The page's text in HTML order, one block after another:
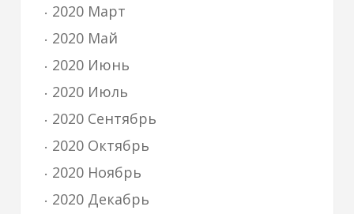
2020 Март
2020 Май
2020 Июнь
2020 Июль
2020 Сентябрь
2020 Октябрь
2020 Ноябрь
2020 Декабрь